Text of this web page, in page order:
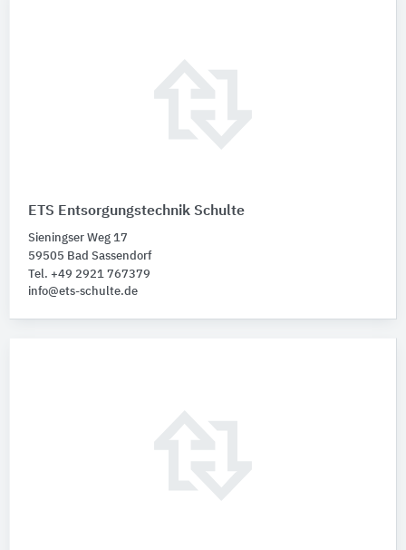
ETS Entsorgungstechnik Schulte
Sieningser Weg 17
59505 Bad Sassendorf
Tel. +49 2921 767379
info@ets-schulte.de